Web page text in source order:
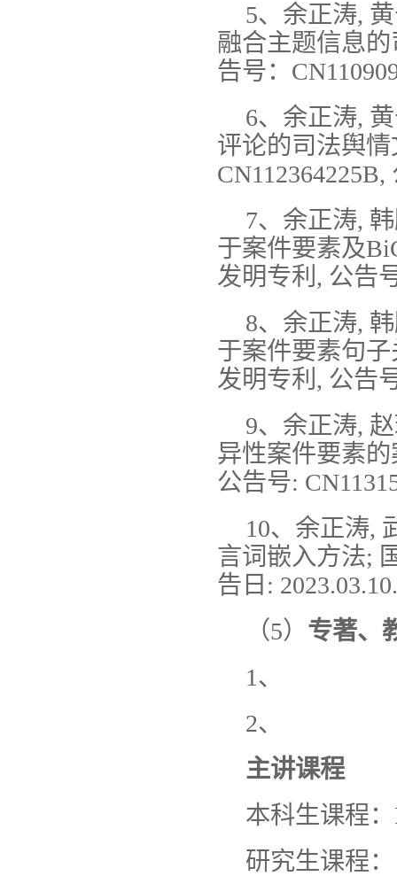
5、余正涛,
融合主题信息
告号：
6、余正涛,
评论的司法舆
7、余正涛,
于案件要素及
发明专利, 公告
8、余正涛,
于案件要素句
发明专利, 公告
9、余正涛,
异性案件要素
公告号:
10、余正涛,
言词嵌入方法;
告日: 2023.03.10.
（5） 专著、
1、
2、
主讲课程
本科生课程
研究生课程